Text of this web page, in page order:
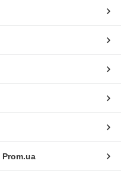
Prom.ua